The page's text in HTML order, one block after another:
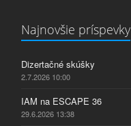
Najnovšie príspevky
Dizertačné skúšky
2.7.2026 10:00
IAM na ESCAPE 36
29.6.2026 13:38